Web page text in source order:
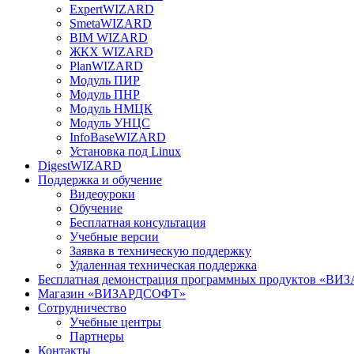
ExpertWIZARD
SmetaWIZARD
BIM WIZARD
ЖКХ WIZARD
PlanWIZARD
Модуль ПИР
Модуль ПНР
Модуль НМЦК
Модуль УНЦС
InfoBaseWIZARD
Установка под Linux
DigestWIZARD
Поддержка и обучение
Видеоуроки
Обучение
Бесплатная консультация
Учебные версии
Заявка в техническую поддержку
Удаленная техническая поддержка
Бесплатная демонстрация программных продуктов
Магазин «ВИЗАРДСОФТ»
Сотрудничество
Учебные центры
Партнеры
Контакты